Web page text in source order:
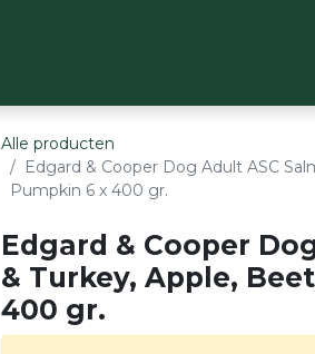
Alle producten
Edgard & Cooper Dog Adult ASC
Pumpkin 6 x 400 gr.
Edgard & Cooper
& Turkey, Apple,
400 gr.